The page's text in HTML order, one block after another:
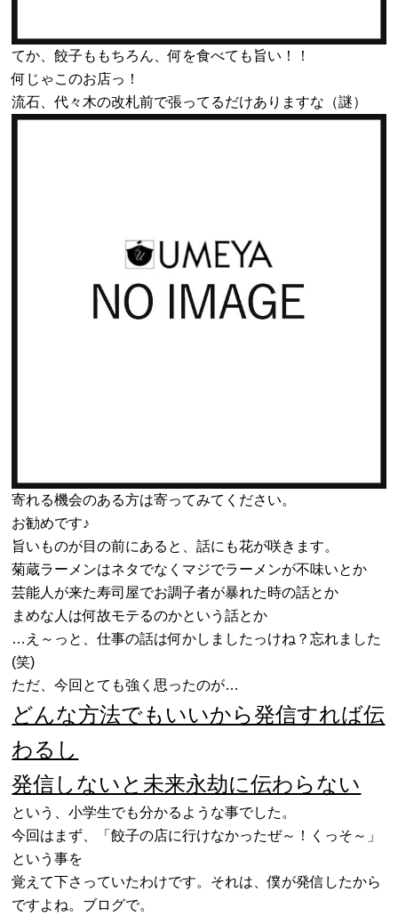
てか、餃子ももちろん、何を食べても旨い！！
何じゃこのお店っ！
流石、代々木の改札前で張ってるだけありますな（謎）
寄れる機会のある方は寄ってみてください。
お勧めです♪
旨いものが目の前にあると、話にも花が咲きます。
菊蔵ラーメンはネタでなくマジでラーメンが不味いとか
芸能人が来た寿司屋でお調子者が暴れた時の話とか
まめな人は何故モテるのかという話とか
…え～っと、仕事の話は何かしましたっけね？忘れました
(笑)
ただ、今回とても強く思ったのが…
どんな方法でもいいから発信すれば伝
わるし
発信しないと未来永劫に伝わらない
という、小学生でも分かるような事でした。
今回はまず、「餃子の店に行けなかったぜ～！くっそ～」
という事を
覚えて下さっていたわけです。それは、僕が発信したから
ですよね。ブログで。